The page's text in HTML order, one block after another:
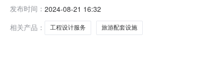
政区划名称:湖南省怀化市洪江管理区报价起止时间:-二
发布时间： 2024-08-21 16:32
相关产品：
工程设计服务 旅游配套设施